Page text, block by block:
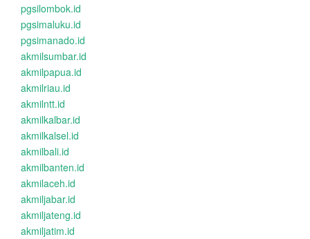
pgsilombok.id
pgsimaluku.id
pgsimanado.id
akmilsumbar.id
akmilpapua.id
akmilriau.id
akmilntt.id
akmilkalbar.id
akmilkalsel.id
akmilbali.id
akmilbanten.id
akmilaceh.id
akmiljabar.id
akmiljateng.id
akmiljatim.id